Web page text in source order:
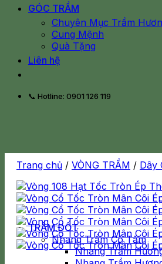
GÓC TRẦM
Chuyên Mục Trầm
Cung Mệnh
Quà Tặng
Liên hệ
📞 Hotline: 0901 126 119
TRẦM ĐỐT
Nhang Trầm Có Tăm
Nhang Trầm
Trang chủ / VÒNG TRẦM / Dây